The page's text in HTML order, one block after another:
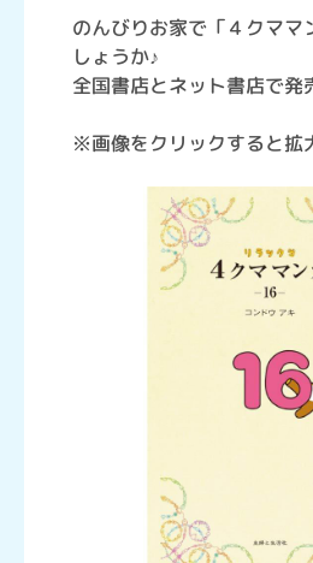
のんびりお家で「４クママ
しょうか♪
全国書店とネット書店で
※画像をクリックすると拡